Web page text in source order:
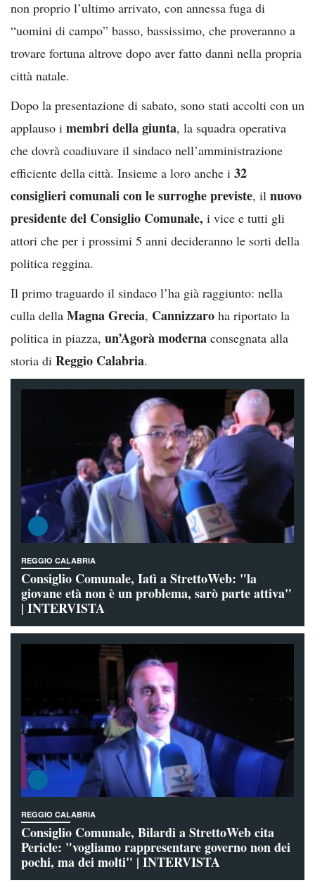
non proprio l’ultimo arrivato, con annessa fuga di
“uomini di campo” basso, bassissimo, che proveranno a
trovare fortuna altrove dopo aver fatto danni nella propria
città natale.
Dopo la presentazione di sabato, sono stati accolti con un
applauso i membri della giunta, la squadra operativa
che dovrà coadiuvare il sindaco nell’amministrazione
efficiente della città. Insieme a loro anche i 32
consiglieri comunali con le surroghe previste, il nuovo
presidente del Consiglio Comunale, i vice e tutti gli
attori che per i prossimi 5 anni decideranno le sorti della
politica reggina.
Il primo traguardo il sindaco l’ha già raggiunto: nella
culla della Magna Grecia, Cannizzaro ha riportato la
politica in piazza, un’Agorà moderna consegnata alla
storia di Reggio Calabria.
REGGIO CALABRIA
Consiglio Comunale, Iatì a StrettoWeb: "la
giovane età non è un problema, sarò parte attiva"
| INTERVISTA
REGGIO CALABRIA
Consiglio Comunale, Bilardi a StrettoWeb cita
Pericle: "vogliamo rappresentare governo non dei
pochi, ma dei molti" | INTERVISTA